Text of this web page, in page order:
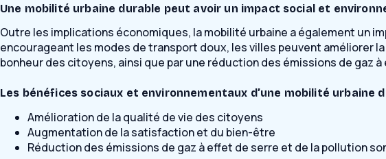
Une mobilité urbaine durable peut avoir un impact social et
Outre les implications économiques, la mobilité urbaine a également un
encourageant les modes de transport doux, les villes peuvent améliorer
bonheur des citoyens, ainsi que par une réduction des émissions de gaz
Les bénéfices sociaux et environnementaux d’une mobilité urbaine
Amélioration de la qualité de vie des citoyens
Augmentation de la satisfaction et du bien-être
Réduction des émissions de gaz à effet de serre et de la pollution